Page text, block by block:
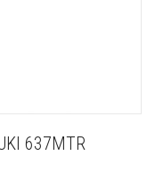
637MTR